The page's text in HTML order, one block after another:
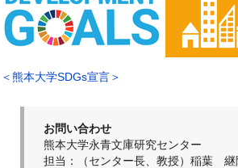
＜熊本大学SDGs宣言＞
お問い合わせ
熊本大学永青文庫研究センター
担当：（センター長、教授）稲葉 継